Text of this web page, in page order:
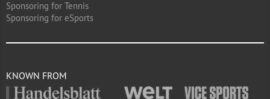
Sponsoring for Tennis
Sponsoring for eSports
KNOWN FROM